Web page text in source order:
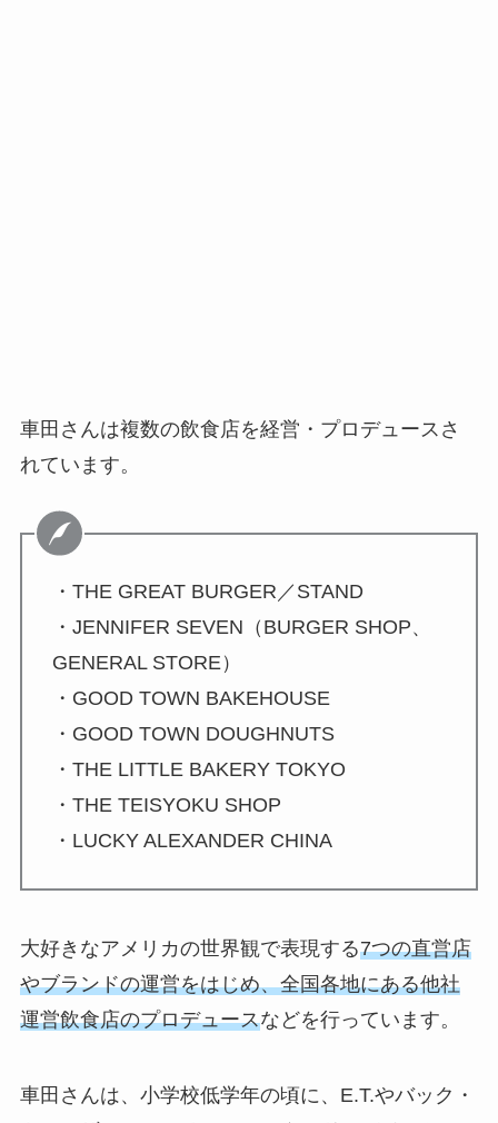
車田さんは複数の飲食店を経営・プロデュースさ
れています。
・THE GREAT BURGER／STAND
・JENNIFER SEVEN（BURGER SHOP、
GENERAL STORE）
・GOOD TOWN BAKEHOUSE
・GOOD TOWN DOUGHNUTS
・THE LITTLE BAKERY TOKYO
・THE TEISYOKU SHOP
・LUCKY ALEXANDER CHINA
大好きなアメリカの世界観で表現する7つの直営店
やブランドの運営をはじめ、全国各地にある他社
運営飲食店のプロデュースなどを行っています。
車田さんは、小学校低学年の頃に、E.T.やバック・